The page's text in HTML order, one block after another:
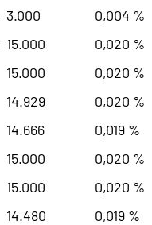
3.000 0,004 %
15.000 0,020 %
15.000 0,020 %
14.929 0,020 %
14.666 0,019 %
15.000 0,020 %
15.000 0,020 %
14.480 0,019 %